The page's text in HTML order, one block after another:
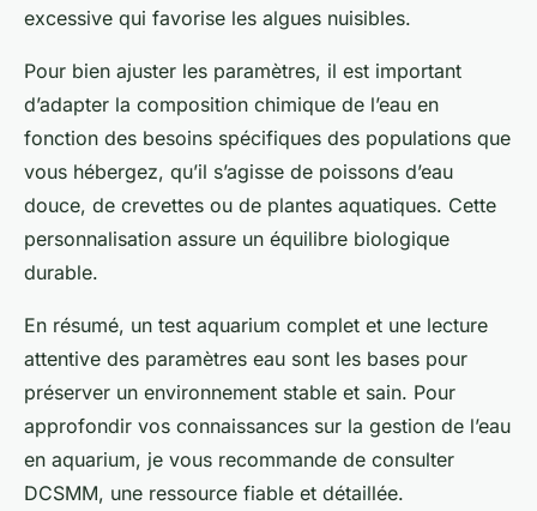
excessive qui favorise les algues nuisibles.
Pour bien ajuster les paramètres, il est important
d’adapter la composition chimique de l’eau en
fonction des besoins spécifiques des populations que
vous hébergez, qu’il s’agisse de poissons d’eau
douce, de crevettes ou de plantes aquatiques. Cette
personnalisation assure un équilibre biologique
durable.
En résumé, un test aquarium complet et une lecture
attentive des paramètres eau sont les bases pour
préserver un environnement stable et sain. Pour
approfondir vos connaissances sur la gestion de l’eau
en aquarium, je vous recommande de consulter
DCSMM, une ressource fiable et détaillée.